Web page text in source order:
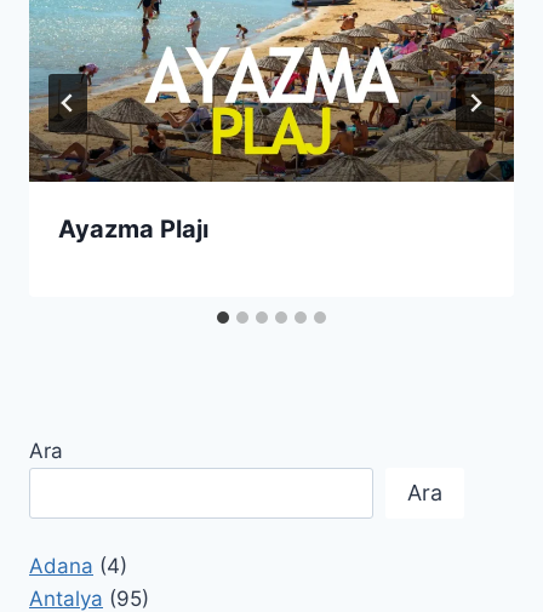
Ayazma Plajı
Ara
Ara
Adana (4)
Antalya (95)